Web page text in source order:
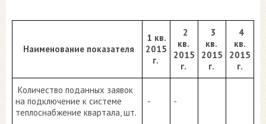
Наименование показателя
1 кв.
2015
г.
2
кв.
2015
г.
3
кв.
2015
г.
4
кв.
2015
г.
Количество поданных заявок
на подключение к системе
теплоснабжение квартала, шт.
- -